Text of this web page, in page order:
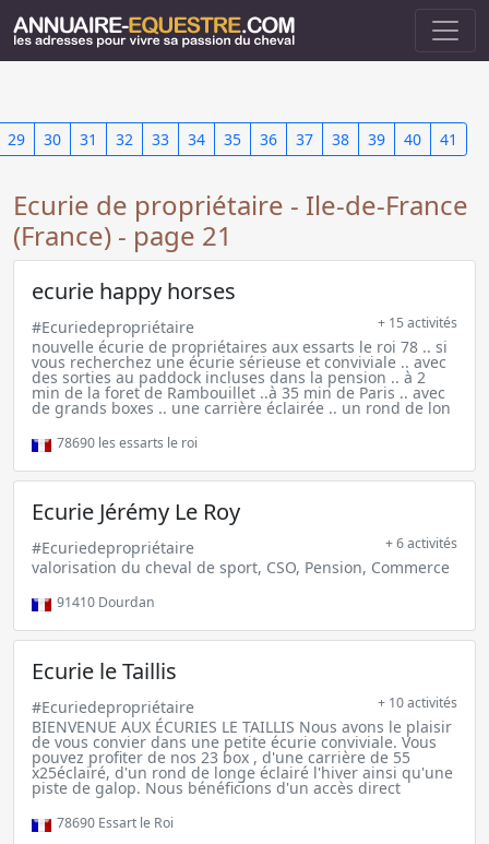
29 30 31 32 33 34 35 36 37 38 39 40 41
Ecurie de propriétaire - Ile-de-France
(France) - page 21
ecurie happy horses
#Ecuriedepropriétaire + 15 activités
nouvelle écurie de propriétaires aux essarts le roi 78 .. si
vous recherchez une écurie sérieuse et conviviale .. avec
des sorties au paddock incluses dans la pension .. à 2
min de la foret de Rambouillet ..à 35 min de Paris .. avec
de grands boxes .. une carrière éclairée .. un rond de lon
78690 les essarts le roi
Ecurie Jérémy Le Roy
#Ecuriedepropriétaire + 6 activités
valorisation du cheval de sport, CSO, Pension, Commerce
91410 Dourdan
Ecurie le Taillis
#Ecuriedepropriétaire + 10 activités
BIENVENUE AUX ÉCURIES LE TAILLIS Nous avons le plaisir
de vous convier dans une petite écurie conviviale. Vous
pouvez profiter de nos 23 box , d'une carrière de 55
x25éclairé, d'un rond de longe éclairé l'hiver ainsi qu'une
piste de galop. Nous bénéficions d'un accès direct
78690 Essart le Roi